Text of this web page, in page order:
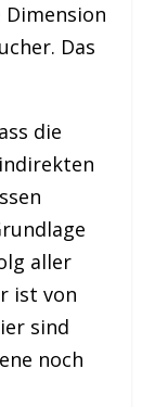
Das
die
aller
ist von
sind
noch